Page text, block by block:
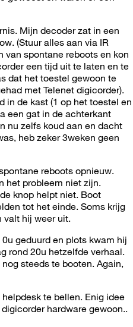
Mijn decoder zat in een
(Stuur alles aan via IR
van spontane reboots en kon
een tijd uit te laten en te
dat het toestel gewoon te
met Telenet digicorder).
in de kast (1 op het toestel en
een gat in de achterkant
nu zelfs koud aan en dacht
heb zeker 3weken geen
reboots opnieuw.
het probleem niet zijn.
knop helpt niet. Boot
tot het einde. Soms krijg
valt hij weer uit.
geduurd en plots kwam hij
rond 20u hetzelfde verhaal.
steeds te booten. Again,
te bellen. Enig idee
hardware gewoon..